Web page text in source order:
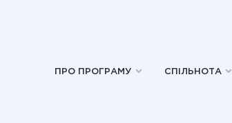
ПРО ПРОГРАМУ СПІЛЬНОТА